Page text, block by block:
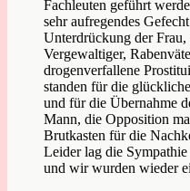
Fachleuten geführt
sehr aufregendes
Unterdrückung der
Vergewaltiger,
drogenverfallene
standen für die
und für die Übernahme
Mann, die Opposition
Brutkasten für die
Leider lag die
und wir wurden wieder